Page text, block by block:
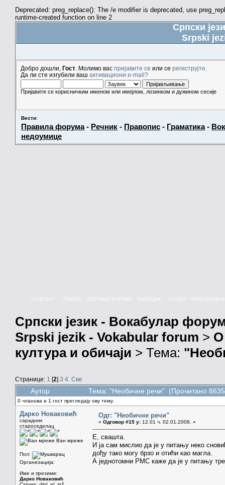
Deprecated: preg_replace(): The /e modifier is deprecated, use
runtime-created function on line 2
Српски
Srpski
Добро дошли, Гост . Молимо вас пријавите се или се региструјте
Да ли сте изгубили ваш активациони e-mail?
Пријавите се корисничким именом или имејлом, лозинком и дужином сесије
Вести:
Правила форума- Речник - Правопис - Граматика-
недоумице
КАЛЕНДАР
Српски језик - Вокабулар
Srpski jezik - Vokabular forum > О
култура и обичаји > Тема:
Странице: 1 [2] 3 4 Све
Аутор Тема: "Необичне речи" (Прочитано
0 чланова и 1 гост прегледају ову тему.
Дарко Новаковић
сарадник
староседелац
Ван мреже
Пол:
Организација:
Име и презиме:
Дарко Новаковић
Одг: "Необичне речи"
« Одговор #15 у: 12.01 ч. 02.01.2008. »
Е, свашта.
И ја сам мислио да је у питању неко
дођу тако могу брзо и отићи као магла.
А једнотомни РМС каже да је у питању